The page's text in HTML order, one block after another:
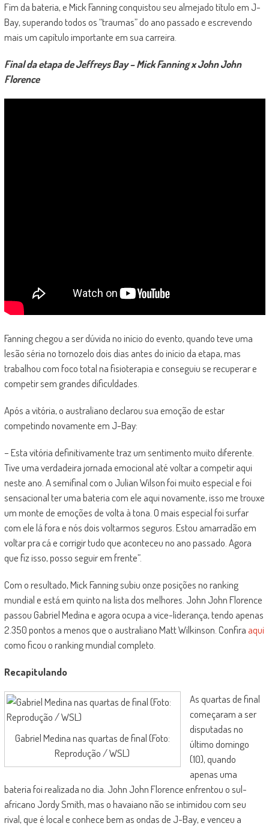
Fim da bateria, e Mick Fanning conquistou seu almejado título em J-
Bay, superando todos os “traumas” do ano passado e escrevendo
mais um capítulo importante em sua carreira.
Final da etapa de Jeffreys Bay – Mick Fanning x John John
Florence
Fanning chegou a ser dúvida no início do evento, quando teve uma
lesão séria no tornozelo dois dias antes do início da etapa, mas
trabalhou com foco total na fisioterapia e conseguiu se recuperar e
competir sem grandes dificuldades.
Após a vitória, o australiano declarou sua emoção de estar
competindo novamente em J-Bay:
– Esta vitória definitivamente traz um sentimento muito diferente.
Tive uma verdadeira jornada emocional até voltar a competir aqui
neste ano. A semifinal com o Julian Wilson foi muito especial e foi
sensacional ter uma bateria com ele aqui novamente, isso me trouxe
um monte de emoções de volta à tona. O mais especial foi surfar
com ele lá fora e nós dois voltarmos seguros. Estou amarradão em
voltar pra cá e corrigir tudo que aconteceu no ano passado. Agora
que fiz isso, posso seguir em frente”.
Com o resultado, Mick Fanning subiu onze posições no ranking
mundial e está em quinto na lista dos melhores. John John Florence
passou Gabriel Medina e agora ocupa a vice-liderança, tendo apenas
2.350 pontos a menos que o australiano Matt Wilkinson. Confira aqui
como ficou o ranking mundial completo.
Recapitulando
Gabriel Medina nas quartas de final (Foto:
Reprodução / WSL)
As quartas de final
começaram a ser
disputadas no
último domingo
(10), quando
apenas uma
bateria foi realizada no dia. John John Florence enfrentou o sul-
africano Jordy Smith, mas o havaiano não se intimidou com seu
rival, que é local e conhece bem as ondas de J-Bay, e venceu a